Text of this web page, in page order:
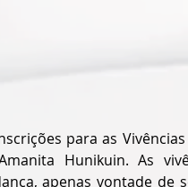
para as
Hunikuin. As
apenas vontade